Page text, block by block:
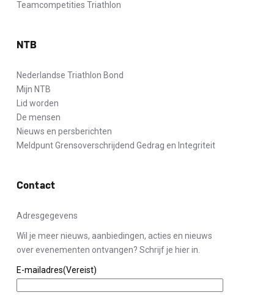
Teamcompetities Triathlon
NTB
Nederlandse Triathlon Bond
Mijn NTB
Lid worden
De mensen
Nieuws en persberichten
Meldpunt Grensoverschrijdend Gedrag en Integriteit
Contact
Adresgegevens
Wil je meer nieuws, aanbiedingen, acties en nieuws
over evenementen ontvangen? Schrijf je hier in.
E-mailadres(Vereist)